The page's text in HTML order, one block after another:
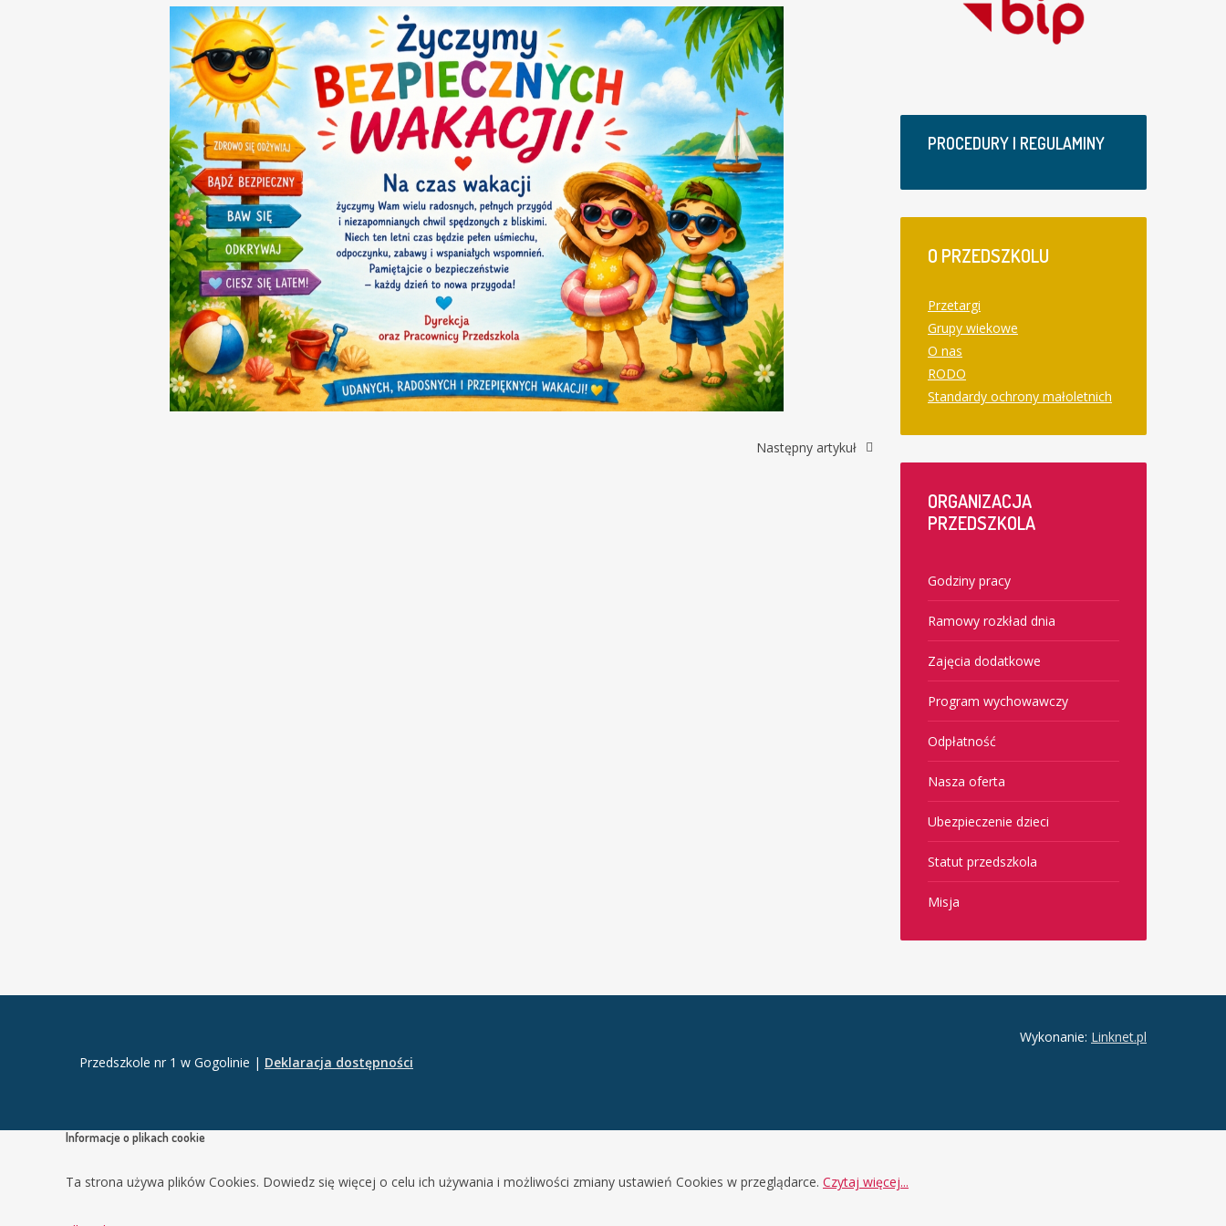
Następny artykuł
PROCEDURY I REGULAMINY
O PRZEDSZKOLU
Przetargi
Grupy wiekowe
O nas
RODO
Standardy ochrony małoletnich
ORGANIZACJA
PRZEDSZKOLA
Godziny pracy
Ramowy rozkład dnia
Zajęcia dodatkowe
Program wychowawczy
Odpłatność
Nasza oferta
Ubezpieczenie dzieci
Statut przedszkola
Misja
Przedszkole nr 1 w Gogolinie | Deklaracja dostępności
Wykonanie: Linknet.pl
Informacje o plikach cookie
Ta strona używa plików Cookies. Dowiedz się więcej o celu ich używania i możliwości zmiany ustawień Cookies w przeglądarce. Czytaj więcej...